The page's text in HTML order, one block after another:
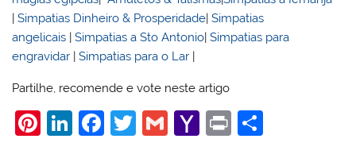
|Simpatias Dinheiro & Prosperidade |Simpatias
angelicais |Simpatias a Sto Antonio |Simpatias para
engravidar |Simpatias para o Lar
Partilhe, recomende e vote neste artigo
Pi Li F
T
G
Y
Pr